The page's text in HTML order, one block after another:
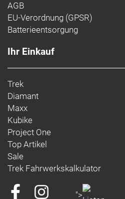
AGB
EU-Verordnung (GPSR)
Batterieentsorgung
Ihr Einkauf
Trek
Diamant
Maxx
Kubike
Project One
Top Artikel
Sale
Trek Fahrwerkskalkulator
">